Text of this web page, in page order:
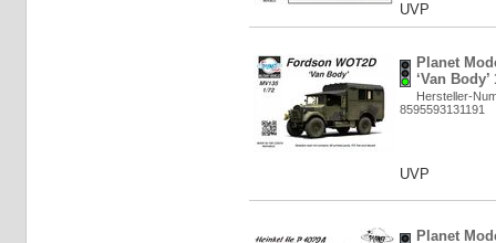
UVP
Planet
‘Van
Hersteller-
8595593131191
UVP
Planet